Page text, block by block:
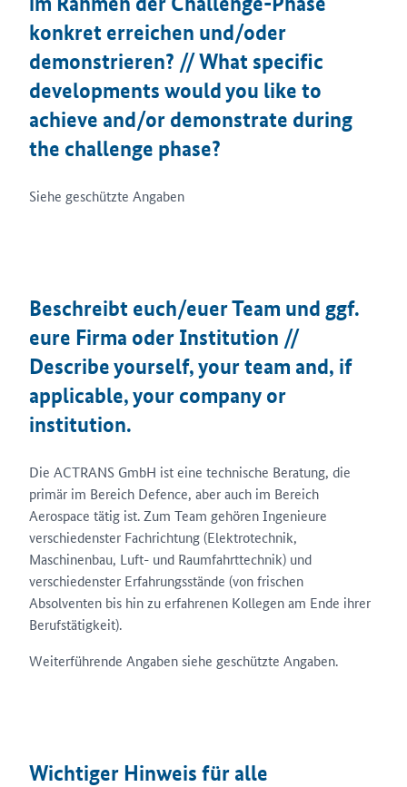
konkret erreichen und/oder
demonstrieren? // What specific
developments would you like to
achieve and/or demonstrate during
the challenge phase?
Siehe geschützte Angaben
Beschreibt euch/euer Team und ggf.
eure Firma oder Institution //
Describe yourself, your team and, if
applicable, your company or
institution.
Die ACTRANS GmbH ist eine technische Beratung, die
primär im Bereich Defence, aber auch im Bereich
Aerospace tätig ist. Zum Team gehören Ingenieure
verschiedenster Fachrichtung (Elektrotechnik,
Maschinenbau, Luft- und Raumfahrttechnik) und
verschiedenster Erfahrungsstände (von frischen
Absolventen bis hin zu erfahrenen Kollegen am Ende ihrer
Berufstätigkeit).
Weiterführende Angaben siehe geschützte Angaben.
Wichtiger Hinweis für alle